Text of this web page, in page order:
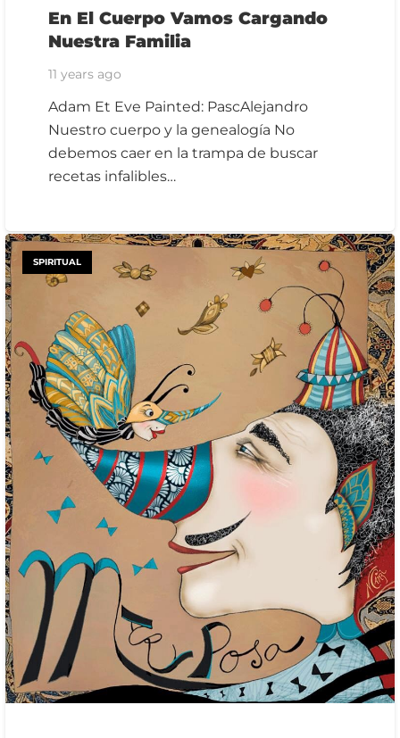
En El Cuerpo Vamos Cargando
Nuestra Familia
11 years ago
Adam Et Eve Painted: PascAlejandro
Nuestro cuerpo y la genealogía No
debemos caer en la trampa de buscar
recetas infalibles…
SPIRITUAL